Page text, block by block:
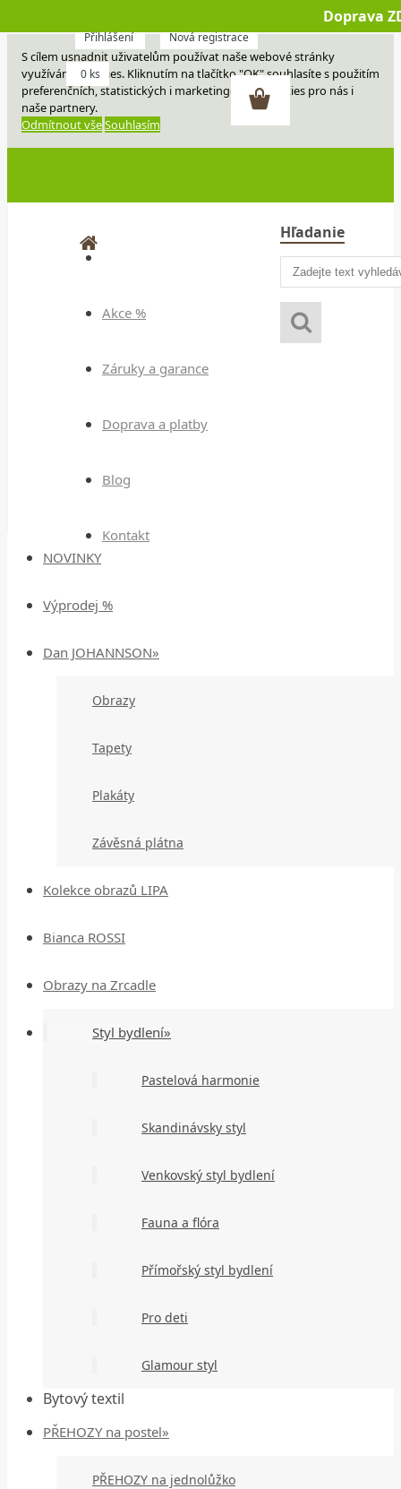
S cílem usnadnit uživatelům používat naše webové stránky
využíváme cookies. Kliknutím na tlačítko "OK" souhlasíte s použitím
preferenčních, statistických i marketingových cookies pro nás i
naše partnery.
Odmítnout všeSouhlasím
Akce %
Záruky a garance
Doprava a platby
Blog
Kontakt
Hľadanie
Přihlášení Nová registrace
0 ks
NOVINKY
Výprodej %
Dan JOHANNSON»
Obrazy
Tapety
Plakáty
Závěsná plátna
Kolekce obrazů LIPA
Bianca ROSSI
Obrazy na Zrcadle
Styl bydlení»
Pastelová harmonie
Skandinávsky styl
Venkovský styl bydlení
Fauna a flóra
Přímořský styl bydlení
Pro deti
Glamour styl
Bytový textil
PŘEHOZY na postel»
PŘEHOZY na jednolůžko
Doprava